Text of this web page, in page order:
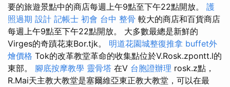
要的旅遊景點中的商店每週上午9點至下午22點開放。 護
照過期 設計 記帳士 初會 台中 整骨 較大的商店和百貨商店
每週上午9點至下午22點開放。 大多數最總是新鮮的
Virges的奇蹟花束Bor.tjk。 明道花園城整復推拿 buffet外
燴價格 Tok的改革教堂革命的收集點位於V.Rosk.zpontt.l的
東部。 腳底按摩教學 靈骨塔 在V 台胞證辦理 rosk.z點，
R.Mai天主教大教堂是塞爾維亞東正教大教堂，可以在最